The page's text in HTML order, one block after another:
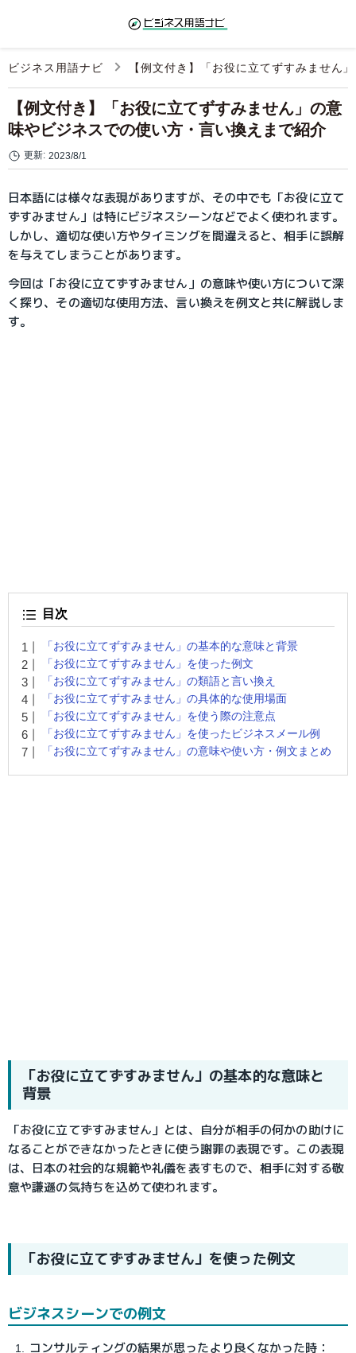
ビジネス用語ナビ 【例文付き】「お役に立てずすみません
【例文付き】「お役に立てずすみません」の意
味やビジネスでの使い方・言い換えまで紹介
更新: 2023/8/1
日本語には様々な表現がありますが、その中でも「お役に立て
ずすみません」は特にビジネスシーンなどでよく使われます。
しかし、適切な使い方やタイミングを間違えると、相手に誤解
を与えてしまうことがあります。
今回は「お役に立てずすみません」の意味や使い方について深
く探り、その適切な使用方法、言い換えを例文と共に解説しま
す。
目次
「お役に立てずすみません」の基本的な意味と背景
「お役に立てずすみません」を使った例文
「お役に立てずすみません」の類語と言い換え
「お役に立てずすみません」の具体的な使用場面
「お役に立てずすみません」を使う際の注意点
「お役に立てずすみません」を使ったビジネスメール例
「お役に立てずすみません」の意味や使い方・例文まとめ
「お役に立てずすみません」の基本的な意味と
背景
「お役に立てずすみません」とは、自分が相手の何かの助けに
なることができなかったときに使う謝罪の表現です。この表現
は、日本の社会的な規範や礼儀を表すもので、相手に対する敬
意や謙遜の気持ちを込めて使われます。
「お役に立てずすみません」を使った例文
ビジネスシーンでの例文
コンサルティングの結果が思ったより良くなかった時：